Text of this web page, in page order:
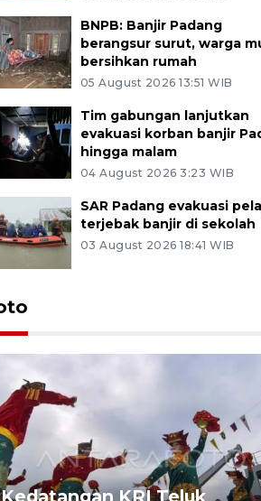
BNPB: Banjir Padang
berangsur surut, warga
bersihkan rumah
05 August 2026 13:51 WIB
Tim gabungan lanjutkan
evakuasi korban banjir
hingga malam
04 August 2026 3:23 WIB
SAR Padang evakuasi
terjebak banjir di sekolah
03 August 2026 18:41 WIB